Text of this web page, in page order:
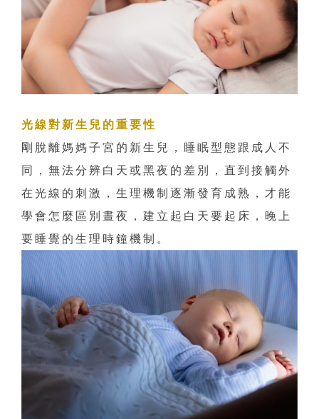
光線對新生兒的重要性
剛脫離媽媽子宮的新生兒，睡眠型態跟成人不
同，無法分辨白天或黑夜的差別，直到接觸外
在光線的刺激，生理機制逐漸發育成熟，才能
學會怎麼區別晝夜，建立起白天要起床，晚上
要睡覺的生理時鐘機制。